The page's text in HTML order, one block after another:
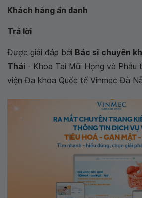
Khách hàng ẩn danh
Trả lời
Được giải đáp bởi Bác sĩ chuyên
Thái - Khoa Tai Mũi Họng và Phẫu
viện Đa khoa Quốc tế Vinmec Đà